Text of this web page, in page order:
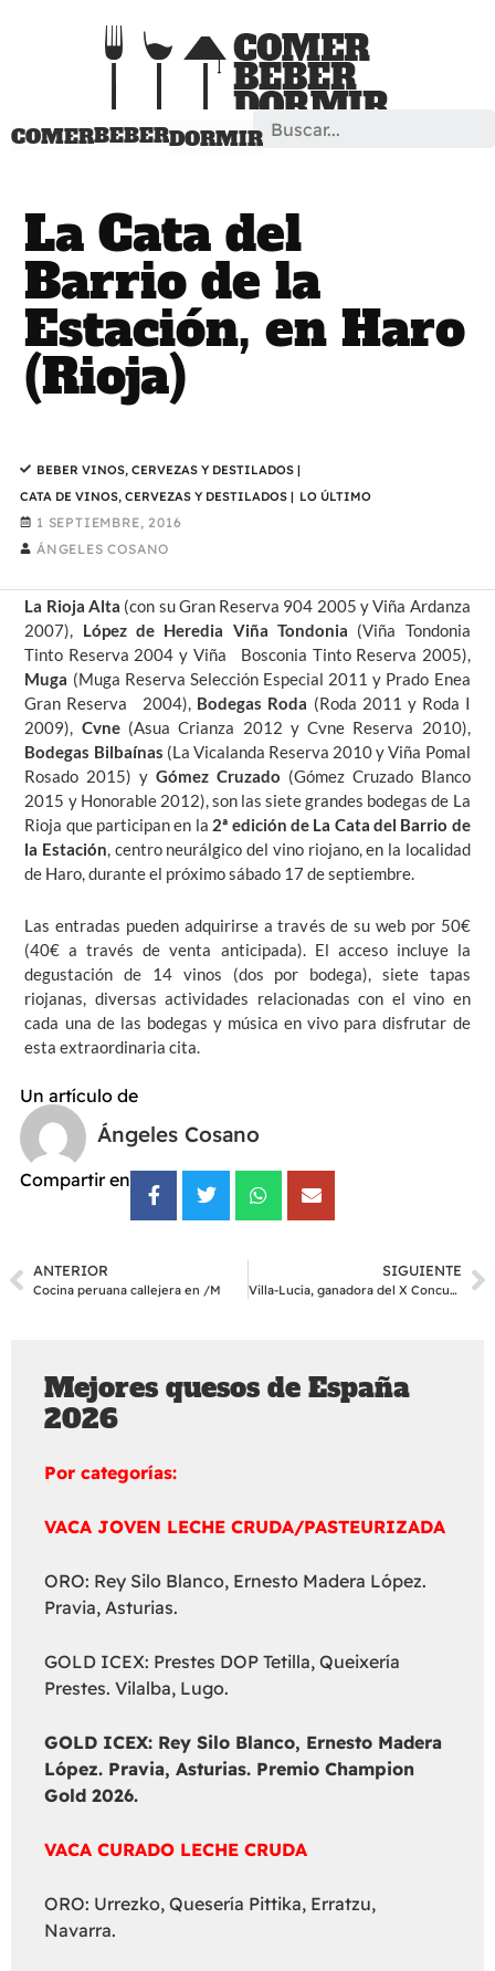
COMERBEBERDORMIR
Search
La Cata del
Barrio de la
Estación, en Haro
(Rioja)
BEBER VINOS, CERVEZAS Y DESTILADOS|
CATA DE VINOS, CERVEZAS Y DESTILADOS| LO ÚLTIMO
1 SEPTIEMBRE, 2016
ÁNGELES COSANO
La Rioja Alta (con su Gran Reserva 904 2005 y Viña Ardanza
2007), López de Heredia Viña Tondonia (Viña Tondonia
Tinto Reserva 2004 y Viña Bosconia Tinto Reserva 2005),
Muga (Muga Reserva Selección Especial 2011 y Prado Enea
Gran Reserva 2004), Bodegas Roda (Roda 2011 y Roda I
2009), Cvne(Asua Crianza 2012 y Cvne Reserva 2010),
Bodegas Bilbaínas (La Vicalanda Reserva 2010 y Viña Pomal
Rosado 2015) yGómez Cruzado (Gómez Cruzado Blanco
2015 y Honorable 2012), son las siete grandes bodegas de La
Rioja que participan en la 2ª edición de La Cata del Barrio de
la Estación , centro neurálgico del vino riojano, en la localidad
de Haro, durante el próximo sábado 17 de septiembre.
Las entradas pueden adquirirse a través de su web por 50€
(40€ a través de venta anticipada). El acceso incluye la
degustación de 14 vinos (dos por bodega), siete tapas
riojanas, diversas actividades relacionadas con el vino en
cada una de las bodegas y música en vivo para disfrutar de
esta extraordinaria cita.
Un artículo de
Ángeles Cosano
Compartir en
ANTERIOR
Cocina peruana callejera en /M
SIGUIENTE
Villa-Lucía, ganadora del X Concurso de Pintxos Medievales
Mejores quesos de España
2026
Por categorías:
VACA JOVEN LECHE CRUDA/PASTEURIZADA
ORO: Rey Silo Blanco, Ernesto Madera López.
Pravia, Asturias.
GOLD ICEX: Prestes DOP Tetilla, Queixería
Prestes. Vilalba, Lugo.
GOLD ICEX: Rey Silo Blanco, Ernesto Madera
López. Pravia, Asturias. Premio Champion
Gold 2026.
VACA CURADO LECHE CRUDA
ORO: Urrezko, Quesería Pittika, Erratzu,
Navarra.